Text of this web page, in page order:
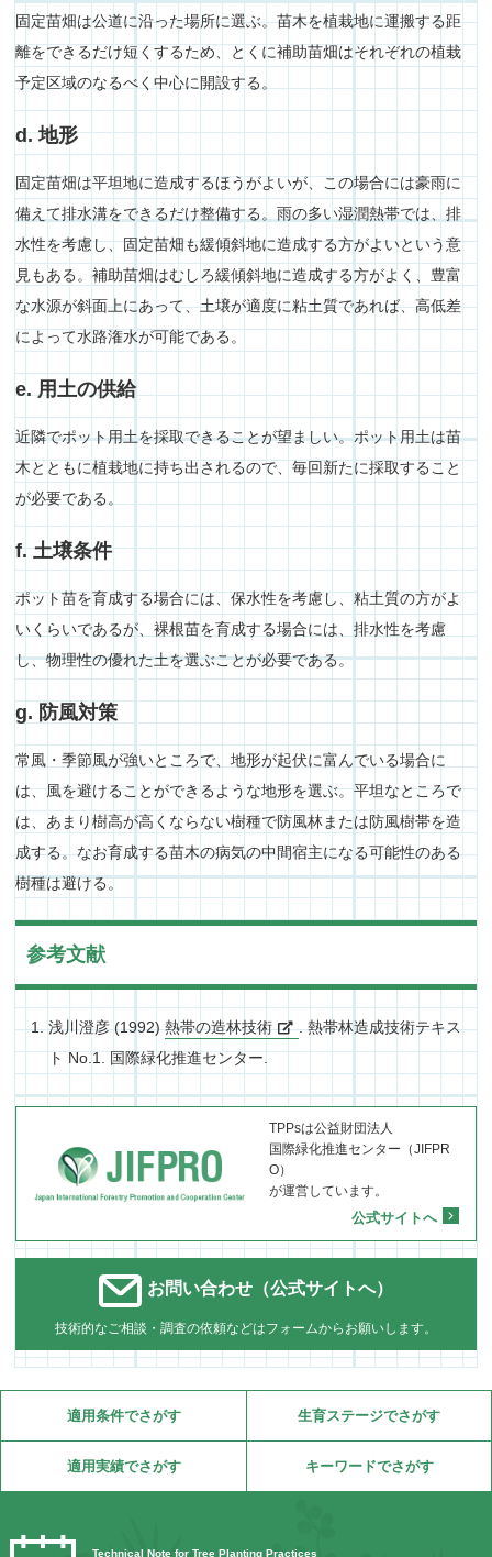
固定苗畑は公道に沿った場所に選ぶ。苗木を植栽地に運搬する距
離をできるだけ短くするため、とくに補助苗畑はそれぞれの植栽
予定区域のなるべく中心に開設する。
d. 地形
固定苗畑は平坦地に造成するほうがよいが、この場合には豪雨に
備えて排水溝をできるだけ整備する。雨の多い湿潤熱帯では、排
水性を考慮し、固定苗畑も緩傾斜地に造成する方がよいという意
見もある。補助苗畑はむしろ緩傾斜地に造成する方がよく、豊富
な水源が斜面上にあって、土壌が適度に粘土質であれば、高低差
によって水路潅水が可能である。
e. 用土の供給
近隣でポット用土を採取できることが望ましい。ポット用土は苗
木とともに植栽地に持ち出されるので、毎回新たに採取すること
が必要である。
f. 土壌条件
ポット苗を育成する場合には、保水性を考慮し、粘土質の方がよ
いくらいであるが、裸根苗を育成する場合には、排水性を考慮
し、物理性の優れた土を選ぶことが必要である。
g. 防風対策
常風・季節風が強いところで、地形が起伏に富んでいる場合に
は、風を避けることができるような地形を選ぶ。平坦なところで
は、あまり樹高が高くならない樹種で防風林または防風樹帯を造
成する。なお育成する苗木の病気の中間宿主になる可能性のある
樹種は避ける。
参考文献
浅川澄彦 (1992)熱帯の造林技術
. 熱帯林造成技術テキス
ト No.1. 国際緑化推進センター.
TPPsは公益財団法人
国際緑化推進センター（JIFPR
O）
が運営しています。
公式サイトへ
お問い合わせ（公式サイトへ）
技術的なご相談・調査の依頼などはフォームからお願いします。
適用条件でさがす 生育ステージでさがす
適用実績でさがす キーワードでさがす
Technical Note for Tree Planting Practices